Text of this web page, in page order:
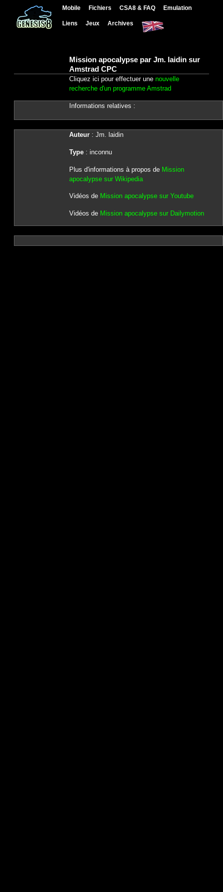
Mobile Fichiers CSA8 & FAQ Emulation
Liens Jeux Archives
Mission apocalypse par Jm. laidin sur
Amstrad CPC
Cliquez ici pour effectuer une nouvelle
recherche d'un programme Amstrad
Informations relatives :
Auteur: Jm. laidin
Type: inconnu
Plus d'informations à propos de Mission
apocalypse sur Wikipedia
Vidéos de Mission apocalypse sur Youtube
Vidéos de Mission apocalypse sur Dailymotion